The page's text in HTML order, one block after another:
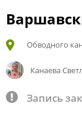
Обводного
Канаева
Запись